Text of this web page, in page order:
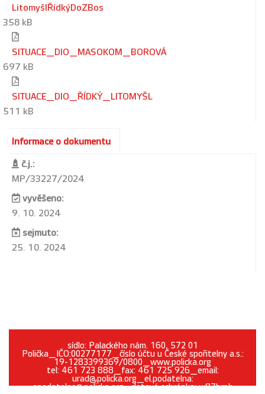
LitomyšlŘídkýDoZBos
358 kB
SITUACE_DIO_MASOKOM_BOROVÁ
697 kB
SITUACE_DIO_ŘÍDKÝ_LITOMYŠL
511 kB
Informace o dokumentu
č.j.:
MP/33227/2024
vyvěšeno:
9. 10. 2024
sejmuto:
25. 10. 2024
sídlo: Palackého nám. 160, 572 01
Polička_IČO:00277177_číslo účtu u České spořitelny a.s.:
19-1283399369/0800_www.policka.org
tel: 461 723 888_fax: 461 725 926_email:
urad@policka.org_el.podatelna:
epodatelna@policka.org_datová schránka: w87brph